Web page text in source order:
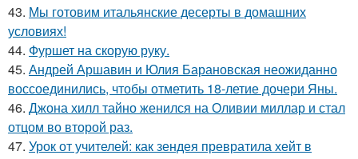
43. Мы готовим итальянские десерты в домашних
условиях!
44. Фуршет на скорую руку.
45. Андрей Аршавин и Юлия Барановская неожиданно
воссоединились, чтобы отметить 18-летие дочери Яны.
46. Джона хилл тайно женился на Оливии миллар и стал
отцом во второй раз.
47. Урок от учителей: как зендея превратила хейт в